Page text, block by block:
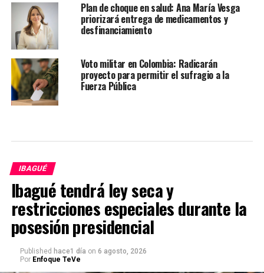
Plan de choque en salud: Ana María Vesga
priorizará entrega de medicamentos y
desfinanciamiento
Voto militar en Colombia: Radicarán
proyecto para permitir el sufragio a la
Fuerza Pública
IBAGUÉ
Ibagué tendrá ley seca y
restricciones especiales durante la
posesión presidencial
Published hace1 día on 6 agosto, 2026
Por Enfoque TeVe